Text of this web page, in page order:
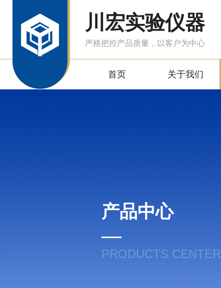
川宏实验仪器
严格把控产品质量，以客户为中心
首页 关于我们
产品中心
PRODUCTS CENTER